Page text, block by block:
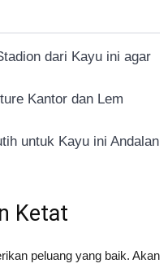
dari Kayu ini agar
Kantor dan Lem
untuk Kayu ini Andalan
Ketat
peluang yang baik. Akan